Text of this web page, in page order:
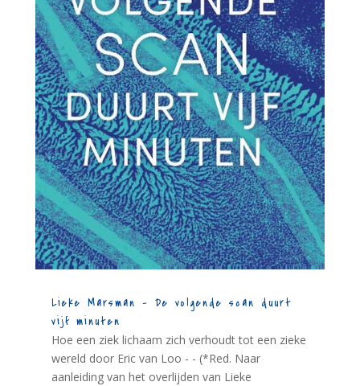
Lieke Marsman – De volgende scan duurt
vijf minuten
Hoe een ziek lichaam zich verhoudt tot een zieke
wereld door Eric van Loo - - (*Red. Naar
aanleiding van het overlijden van Lieke